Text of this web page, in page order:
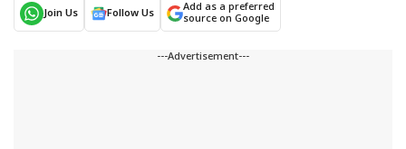
Join Us
Follow Us
Add as a preferred
source on Google
---Advertisement---